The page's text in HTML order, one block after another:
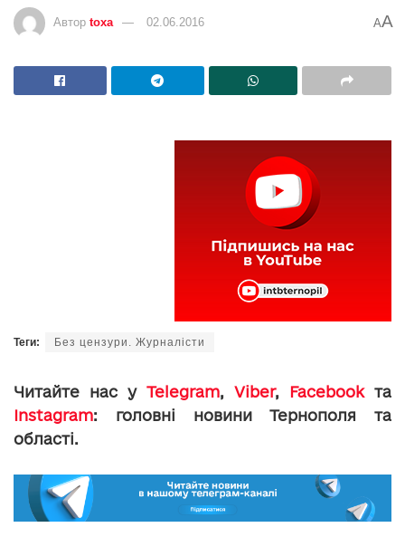
Автор toxa 02.06.2016 AA
Теги: Без цензури. Журналісти
Читайте нас у Telegram, Viber, Facebookта
Instagram: головні новини Тернополя та
області.